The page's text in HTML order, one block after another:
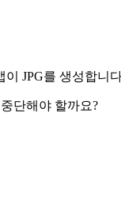
JPG를 생성합니
단해야 할까요?